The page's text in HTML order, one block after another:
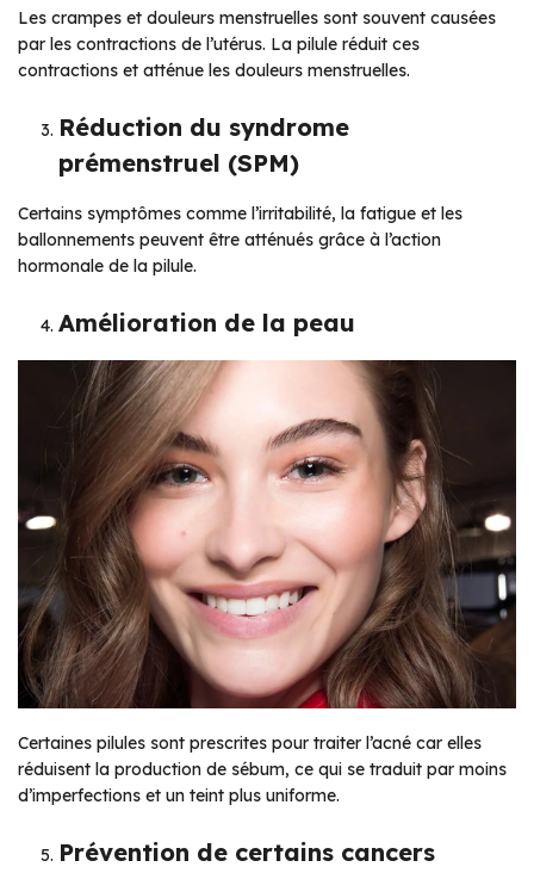
Les crampes et douleurs menstruelles sont souvent causées
par les contractions de l’utérus. La pilule réduit ces
contractions et atténue les douleurs menstruelles.
Réduction du syndrome
prémenstruel (SPM)
Certains symptômes comme l’irritabilité, la fatigue et les
ballonnements peuvent être atténués grâce à l’action
hormonale de la pilule.
Amélioration de la peau
Certaines pilules sont prescrites pour traiter l’acné car elles
réduisent la production de sébum, ce qui se traduit par moins
d’imperfections et un teint plus uniforme.
Prévention de certains cancers